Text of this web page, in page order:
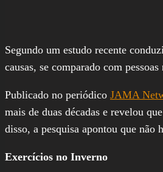
Segundo um estudo recente
causas, se comparado com
Publicado no periódico JAMA
mais de duas décadas e revelou
disso, a pesquisa apontou que
Exercícios no Inverno